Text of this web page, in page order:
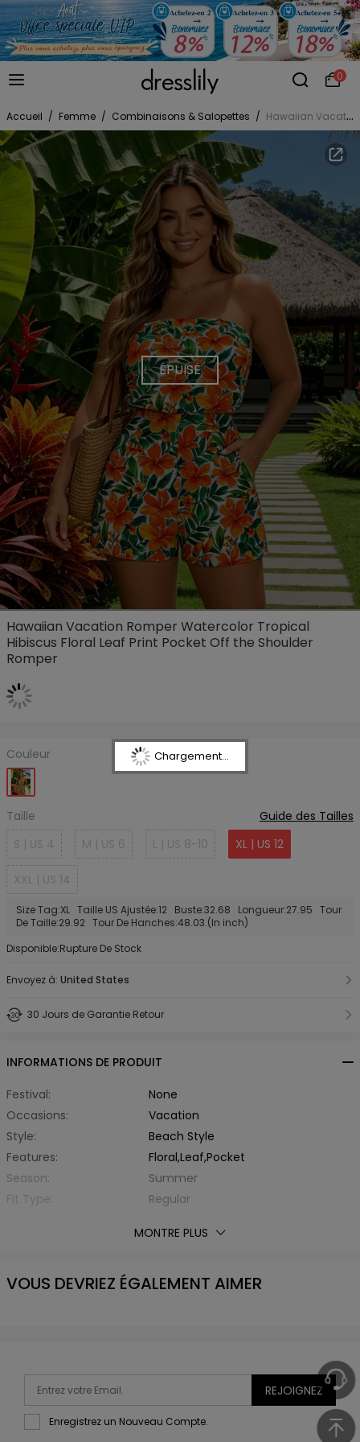
0
Accueil / Femme / Combinaisons & Salopettes / Hawaiian Vacation Romper Watercolor Tropical Hibiscus Floral Leaf Print Pocket Off the Shoulder Romper
ÉPUISÉ
Hawaiian Vacation Romper Watercolor Tropical
Hibiscus Floral Leaf Print Pocket Off the Shoulder
Romper
Couleur
Taille
Guide des Tailles
S | US 4
M | US 6 L | US 8-10 XL | US 12
XXL | US 14
Size Tag:XL Taille US Ajustée:12 Buste:32.68 Longueur:27.95 Tour
De Taille:29.92 Tour De Hanches:48.03.(In inch)
Disponible:Rupture De Stock
Envoyez à: United States
30 Jours de Garantie Retour
INFORMATIONS DE PRODUIT
Festival:
None
Occasions:
Vacation
Style:
Beach Style
Features:
Floral,Leaf,Pocket
Season:
Summer
Fit Type:
Regular
No Stretch
Material:
Elastane,Polyester
Top Length:
Waist:
High Waist
Package Contents:
1 x Romper
MONTRE PLUS
VOUS DEVRIEZ ÉGALEMENT AIMER
REJOIGNEZ
Enregistrez un Nouveau Compte.
Chargement...